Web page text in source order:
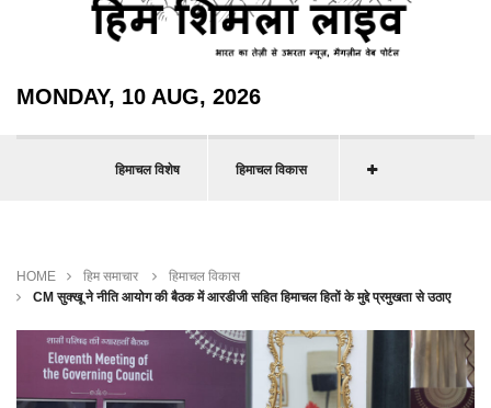
MONDAY, 10 AUG, 2026
हिमाचल विशेष हिमाचल विकास
HOME हिम समाचार
हिमाचल विकास
CM सुक्खू ने नीति आयोग की बैठक में आरडीजी सहित हिमाचल हितों के मुद्दे प्रमुखता से उठाए